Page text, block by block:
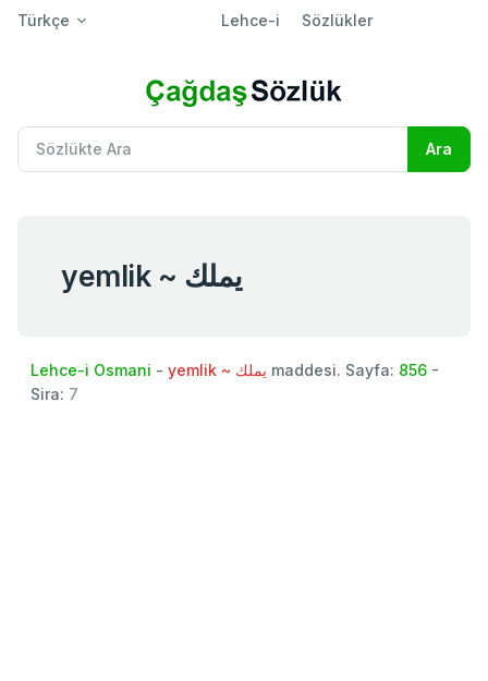
Türkçe Lehce-i Sözlükler
yemlik ~ یملك
Lehce-i Osmani - yemlik ~ یملك maddesi. Sayfa: 856 -
Sira: 7